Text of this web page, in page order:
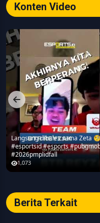
Konten Video
Langsung dibales sama Zeta 🧐
#esportsid #esports
#2026pmplidfall
1,073
Berita Terkait